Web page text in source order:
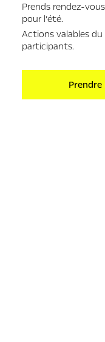
Prends rendez-
pour l’été.
Actions valables
participants.